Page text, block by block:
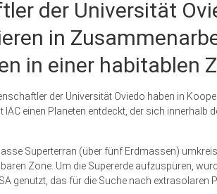
der Universität
in
in einer habitablen
der Universität Oviedo haben in
einen Planeten entdeckt, der sich innerhalb
Superterran (über fünf Erdmassen)
Zone. Um die Supererde aufzuspüren,
genutzt, das für die Suche nach extrasolaren